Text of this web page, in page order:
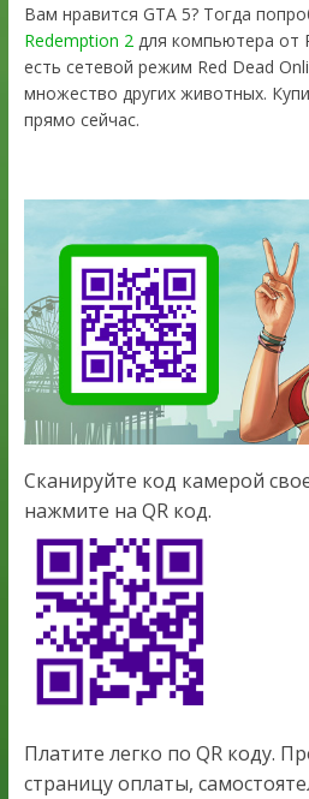
Вам нравится GTA 5? Тогда
Redemption 2для компьютера от
есть сетевой режим Red Dead
множество других животных.
прямо сейчас.
Сканируйте код камерой
нажмите на QR код.
Платите легко по QR коду.
страницу оплаты,